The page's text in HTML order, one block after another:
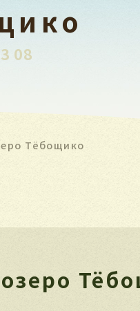
08
Тёбощико